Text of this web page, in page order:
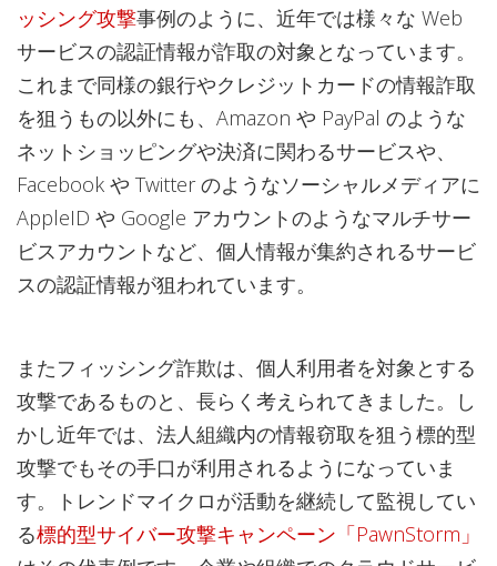
ッシング攻撃事例のように、近年では様々な Web
サービスの認証情報が詐取の対象となっています。
これまで同様の銀行やクレジットカードの情報詐取
を狙うもの以外にも、Amazon や PayPal のような
ネットショッピングや決済に関わるサービスや、
Facebook や Twitter のようなソーシャルメディアに
AppleID や Google アカウントのようなマルチサー
ビスアカウントなど、個人情報が集約されるサービ
スの認証情報が狙われています。
またフィッシング詐欺は、個人利用者を対象とする
攻撃であるものと、長らく考えられてきました。し
かし近年では、法人組織内の情報窃取を狙う標的型
攻撃でもその手口が利用されるようになっていま
す。トレンドマイクロが活動を継続して監視してい
る標的型サイバー攻撃キャンペーン「PawnStorm」